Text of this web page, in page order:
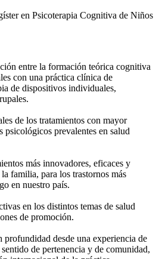
en Psicoterapia Cognitiva de Niños
entre la formación teórica cognitiva
con una práctica clínica de
de dispositivos individuales,
de los tratamientos con mayor
psicológicos prevalentes en salud
más innovadores, eficaces y
familia, para los trastornos más
en nuestro país.
en los distintos temas de salud
de promoción.
profundidad desde una experiencia de
de pertenencia y de comunidad,